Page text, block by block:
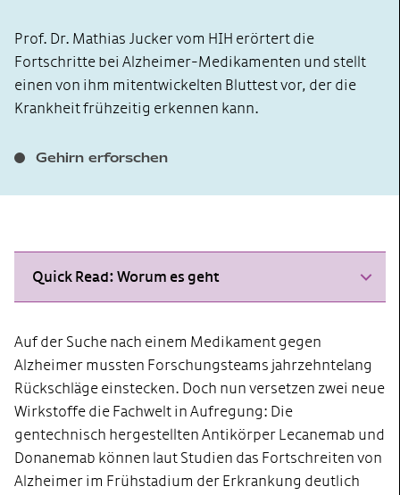
Prof. Dr. Mathias Jucker vom HIH erörtert die
Fortschritte bei Alzheimer-Medikamenten und stellt
einen von ihm mitentwickelten Bluttest vor, der die
Krankheit frühzeitig erkennen kann.
Gehirn erforschen
Quick Read: Worum es geht
Auf der Suche nach einem Medikament gegen
Alzheimer mussten Forschungsteams jahrzehntelang
Rückschläge einstecken. Doch nun versetzen zwei neue
Wirkstoffe die Fachwelt in Aufregung: Die
gentechnisch hergestellten Antikörper Lecanemab und
Donanemab können laut Studien das Fortschreiten von
Alzheimer im Frühstadium der Erkrankung deutlich